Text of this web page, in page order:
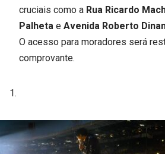
cruciais como a Rua Ricardo
Palheta e Avenida Roberto
O acesso para moradores será
comprovante.